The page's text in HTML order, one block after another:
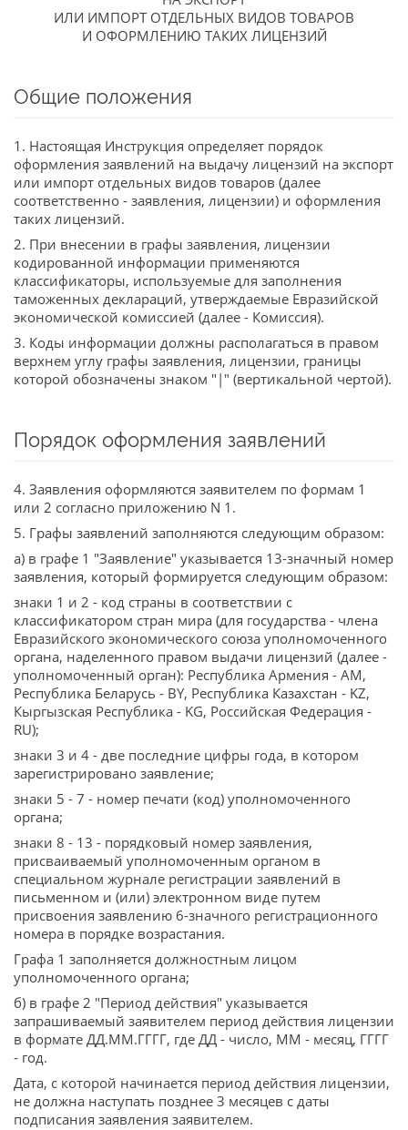
ИЛИ ИМПОРТ ОТДЕЛЬНЫХ ВИДОВ ТОВАРОВ
И ОФОРМЛЕНИЮ ТАКИХ ЛИЦЕНЗИЙ
Общие положения
1. Настоящая Инструкция определяет порядок
оформления заявлений на выдачу лицензий на экспорт
или импорт отдельных видов товаров (далее
соответственно - заявления, лицензии) и оформления
таких лицензий.
2. При внесении в графы заявления, лицензии
кодированной информации применяются
классификаторы, используемые для заполнения
таможенных деклараций, утверждаемые Евразийской
экономической комиссией (далее - Комиссия).
3. Коды информации должны располагаться в правом
верхнем углу графы заявления, лицензии, границы
которой обозначены знаком "|" (вертикальной чертой).
Порядок оформления заявлений
4. Заявления оформляются заявителем по формам 1
или 2 согласно приложению N 1.
5. Графы заявлений заполняются следующим образом:
а) в графе 1 "Заявление" указывается 13-значный номер
заявления, который формируется следующим образом:
знаки 1 и 2 - код страны в соответствии с
классификатором стран мира (для государства - члена
Евразийского экономического союза уполномоченного
органа, наделенного правом выдачи лицензий (далее -
уполномоченный орган): Республика Армения - AM,
Республика Беларусь - BY, Республика Казахстан - KZ,
Кыргызская Республика - KG, Российская Федерация -
RU);
знаки 3 и 4 - две последние цифры года, в котором
зарегистрировано заявление;
знаки 5 - 7 - номер печати (код) уполномоченного
органа;
знаки 8 - 13 - порядковый номер заявления,
присваиваемый уполномоченным органом в
специальном журнале регистрации заявлений в
письменном и (или) электронном виде путем
присвоения заявлению 6-значного регистрационного
номера в порядке возрастания.
Графа 1 заполняется должностным лицом
уполномоченного органа;
б) в графе 2 "Период действия" указывается
запрашиваемый заявителем период действия лицензии
в формате ДД.ММ.ГГГГ, где ДД - число, ММ - месяц, ГГГГ
- год.
Дата, с которой начинается период действия лицензии,
не должна наступать позднее 3 месяцев с даты
подписания заявления заявителем.